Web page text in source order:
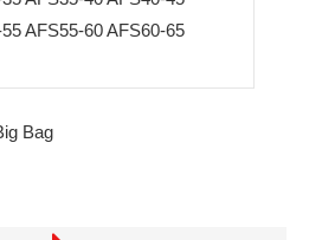
AFS55-60 AFS60-65
Bag